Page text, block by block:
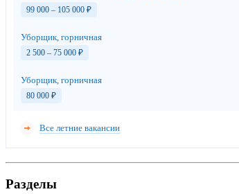
99 000 – 105 000 ₽
Уборщик, горничная
2 500 – 75 000 ₽
Уборщик, горничная
80 000 ₽
Все летние вакансии
Разделы